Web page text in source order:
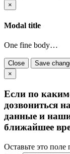
×
Modal title
One fine body…
Close
Save
×
Если по
дозвониться
данные и
ближайшее
Оставьте это поле